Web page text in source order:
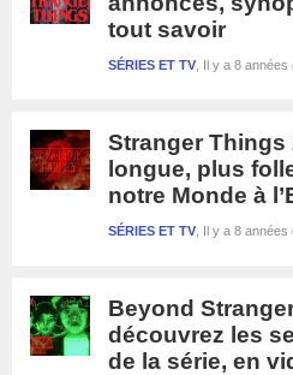
tout savoir
Il y a 8 années
SÉRIES ET TV
Stranger
longue, plus
notre Monde à
Il y a 8 années
SÉRIES ET TV
Beyond
découvrez les
de la série, en